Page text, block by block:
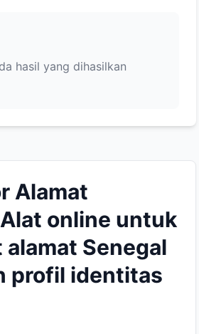
hasil yang dihasilkan
Alamat
online untuk
Senegal
profil identitas